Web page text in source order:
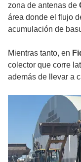
zona de antenas de
área donde el flujo
acumulación de
Mientras tanto, en
colector que corre
además de llevar a